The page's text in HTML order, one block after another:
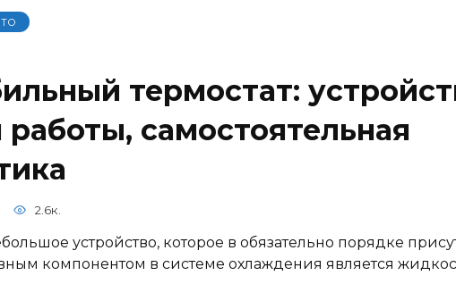
термостат:
самостоятельная
2.6к.
устройство, которое в обязательно порядке
компонентом в системе охлаждения является